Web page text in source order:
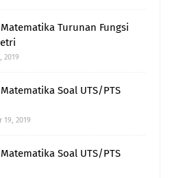
Turunan Fungsi
2019
Soal UTS/PTS
19, 2019
Soal UTS/PTS